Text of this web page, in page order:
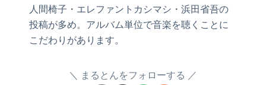
人間椅子・エレファントカシマシ・浜田省吾の
投稿が多め。アルバム単位で音楽を聴くことに
こだわりがあります。
まるとんをフォローする